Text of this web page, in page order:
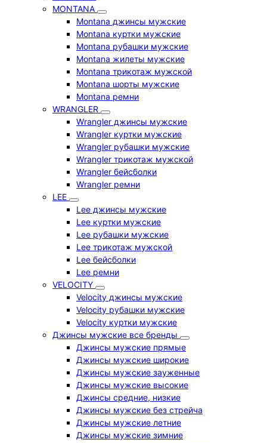
MONTANA
Montana джинсы мужские
Montana куртки мужские
Montana рубашки мужские
Montana жилеты мужские
Montana трикотаж мужской
Montana шорты мужские
Montana ремни
WRANGLER
Wrangler джинсы мужские
Wrangler куртки мужские
Wrangler рубашки мужские
Wrangler трикотаж мужской
Wrangler бейсболки
Wrangler ремни
LEE
Lee джинсы мужские
Lee куртки мужские
Lee рубашки мужские
Lee трикотаж мужской
Lee бейсболки
Lee ремни
VELOCITY
Velocity джинсы мужские
Velocity рубашки мужские
Velocity куртки мужские
Джинсы мужские все бренды
Джинсы мужские прямые
Джинсы мужские широкие
Джинсы мужские зауженные
Джинсы мужские высокие
Джинсы средние, низкие
Джинсы мужские без стрейча
Джинсы мужские летние
Джинсы мужские зимние